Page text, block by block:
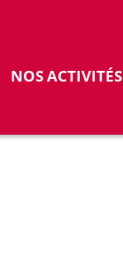
NOS ACTIVITÉS